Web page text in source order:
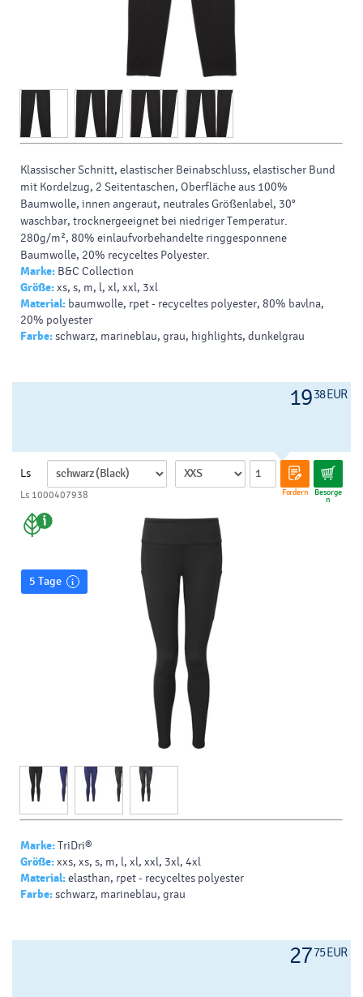
Klassischer Schnitt, elastischer Beinabschluss, elastischer Bund
mit Kordelzug, 2 Seitentaschen, Oberfläche aus 100%
Baumwolle, innen angeraut, neutrales Größenlabel, 30°
waschbar, trocknergeeignet bei niedriger Temperatur.
280g/m², 80% einlaufvorbehandelte ringgesponnene
Baumwolle, 20% recyceltes Polyester.
Marke: B&C Collection
Größe:xs, s, m, l, xl, xxl, 3xl
Material: baumwolle, rpet - recyceltes polyester, 80% bavlna,
20% polyester
Farbe:schwarz, marineblau, grau, highlights, dunkelgrau
1938 EUR
Ls
Fordern Besorge
n
Ls 1000407938
5 Tage
Marke:TriDri®
Größe:xxs, xs, s, m, l, xl, xxl, 3xl, 4xl
Material:elasthan, rpet - recyceltes polyester
Farbe:schwarz, marineblau, grau
2775 EUR